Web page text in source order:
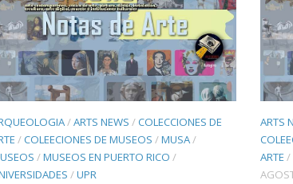
/ARTS NEWS /COLECCIONES DE
/COLEECIONES DE MUSEOS /MUSA/
/MUSEOS EN PUERTO RICO /
/UPR
ARTS
ARTE /